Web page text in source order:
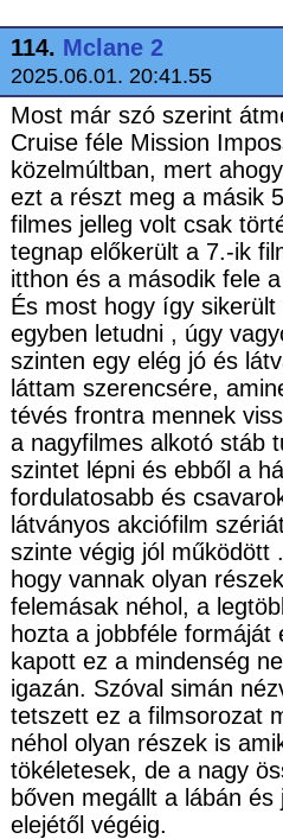
114. Mclane 2
2025.06.01. 20:41.55
Most már szó szerint
Cruise féle Mission
közelmúltban, mert
ezt a részt meg a másik
filmes jelleg volt csak
tegnap előkerült a 7.-ik
itthon és a második fele
És most hogy így
egyben letudni , úgy
szinten egy elég jó és
láttam szerencsére,
tévés frontra mennek
a nagyfilmes alkotó stáb
szintet lépni és ebből a
fordulatosabb és
látványos akciófilm
szinte végig jól működött
hogy vannak olyan
felemásak néhol, a
hozta a jobbféle formáját
kapott ez a mindenség
igazán. Szóval simán
tetszett ez a filmsorozat
néhol olyan részek is
tökéletesek, de a nagy
bőven megállt a lábán
elejétől végéig.